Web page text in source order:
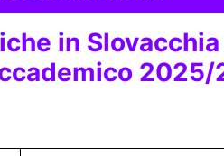
in
2025/